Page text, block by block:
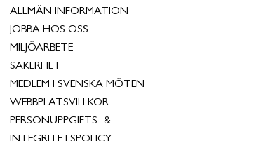
ALLMÄN INFORMATION
JOBBA HOS OSS
MILJÖARBETE
SÄKERHET
MEDLEM I SVENSKA MÖTEN
WEBBPLATSVILLKOR
PERSONUPPGIFTS- &